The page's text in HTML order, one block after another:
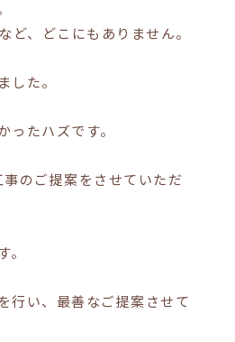
、どこにもありません。
た。
たハズです。
のご提案をさせていただ
行い、最善なご提案させて